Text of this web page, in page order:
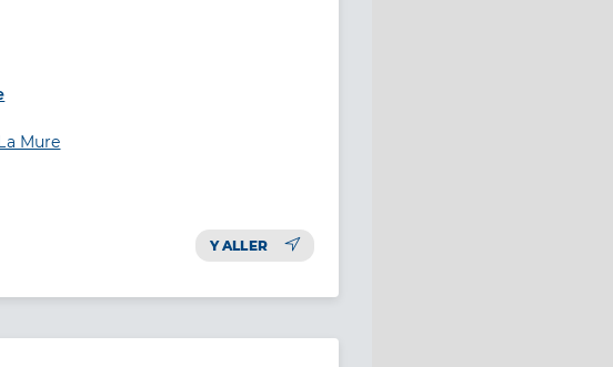
soins
Mure
Y ALLER